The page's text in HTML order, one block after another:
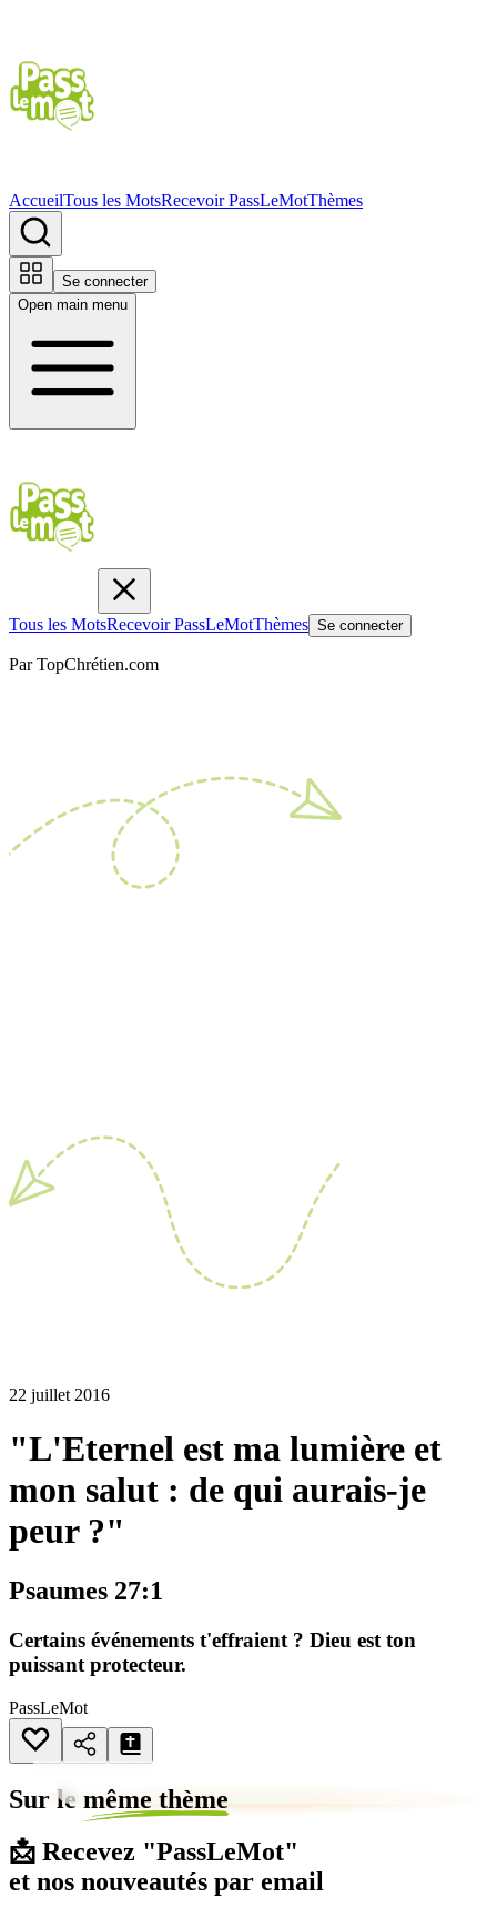
AccueilTous les MotsRecevoir PassLeMotThèmes
Se connecter
Open main menu
Tous les MotsRecevoir PassLeMotThèmes Se connecter
Par TopChrétien.com
22 juillet 2016
"L'Eternel est ma lumière et
mon salut : de qui aurais-je
peur ?"
Psaumes 27:1
Certains événements t'effraient ? Dieu est ton
puissant protecteur.
PassLeMot
Sur le même thème
📩 Recevez "PassLeMot"
et nos nouveautés par email